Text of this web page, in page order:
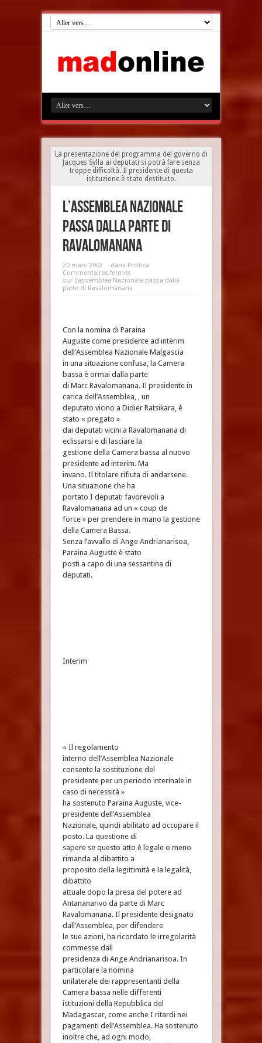
La presentazione del programma del governo di
Jacques Sylla ai deputati si potrà fare senza
troppe difficoltà. Il presidente di questa
istituzione è stato destituito.
L’assemblea Nazionale
passa dalla parte di
Ravalomanana
20 mars 2002 dans Politica
Commentaires fermés
sur L’assemblea Nazionale passa dalla
parte di Ravalomanana
Con la nomina di Paraina
Auguste come presidente ad interim
dell’Assemblea Nazionale Malgascia
in una situazione confusa, la Camera
bassa è ormai dalla parte
di Marc Ravalomanana. Il presidente in
carica dell’Assemblea, , un
deputato vicino a Didier Ratsikara, è
stato « pregato »
dai deputati vicini a Ravalomanana di
eclissarsi e di lasciare la
gestione della Camera bassa al nuovo
presidente ad interim. Ma
invano. Il titolare rifiuta di andarsene.
Una situazione che ha
portato I deputati favorevoli a
Ravalomanana ad un « coup de
force » per prendere in mano la gestione
della Camera Bassa.
Senza l’avvallo di Ange Andrianarisoa,
Paraina Auguste è stato
posti a capo di una sessantina di
deputati.
Interim
« Il regolamento
interno dell’Assemblea Nazionale
consente la sostituzione del
presidente per un periodo interinale in
caso di necessità »
ha sostenuto Paraina Auguste, vice-
presidente dell’Assemblea
Nazionale, quindi abilitato ad occupare il
posto. La questione di
sapere se questo atto è legale o meno
rimanda al dibattito a
proposito della legittimità e la legalità,
dibattito
attuale dopo la presa del potere ad
Antananarivo da parte di Marc
Ravalomanana. Il presidente designato
dall’Assemblea, per difendere
le sue azioni, ha ricordato le irregolarità
commesse dall
presidenza di Ange Andrianarisoa. In
particolare la nomina
unilaterale dei rappresentanti della
Camera bassa nelle differenti
istituzioni della Repubblica del
Madagascar, come anche I ritardi nei
pagamenti dell’Assemblea. Ha sostenuto
inoltre che, ad ogni modo,